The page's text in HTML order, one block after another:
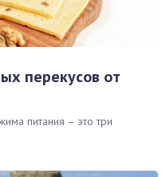
перекусов от
питания – это три